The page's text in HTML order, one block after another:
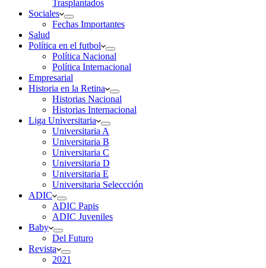
Trasplantados
Sociales
Fechas Importantes
Salud
Política en el futbol
Política Nacional
Política Internacional
Empresarial
Historia en la Retina
Historias Nacional
Historias Internacional
Liga Universitaria
Universitaria A
Universitaria B
Universitaria C
Universitaria D
Universitaria E
Universitaria Seleccción
ADIC
ADIC Papis
ADIC Juveniles
Baby
Del Futuro
Revista
2021